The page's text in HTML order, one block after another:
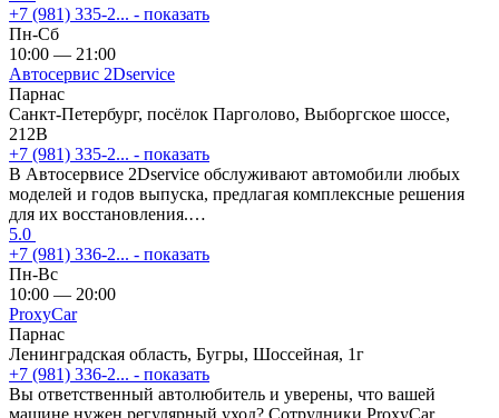
+7 (981) 335-2... - показать
Пн-Сб
10:00 — 21:00
Автосервис 2Dservice
Парнас
Санкт-Петербург, посёлок Парголово, Выборгское шоссе,
212В
+7 (981) 335-2... - показать
В Автосервисе 2Dservice обслуживают автомобили любых
моделей и годов выпуска, предлагая комплексные решения
для их восстановления.…
5.0
+7 (981) 336-2... - показать
Пн-Вс
10:00 — 20:00
ProxyCar
Парнас
Ленинградская область, Бугры, Шоссейная, 1г
+7 (981) 336-2... - показать
Вы ответственный автолюбитель и уверены, что вашей
машине нужен регулярный уход? Сотрудники ProxyCar